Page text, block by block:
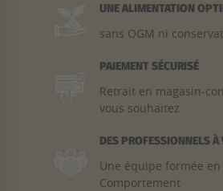
UNE ALIMENTATION
sans OGM ni
PAIEMENT SÉCURISÉ
Retrait en magasin-
vous souhaitez
DES PROFESSIONNELS À
Une équipe formée
Comportement